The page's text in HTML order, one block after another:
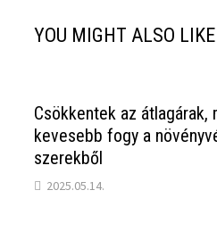
YOU MIGHT ALSO LIKE
Csökkentek az átlagárak,
kevesebb fogy a
szerekből
2025.05.14.